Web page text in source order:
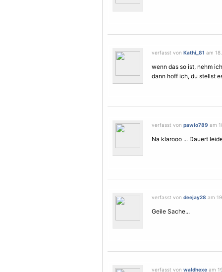
verfasst von Kathi_81 am
wenn das so ist, nehm
dann hoff ich, du stellst
verfasst von pawlo789 am
Na klarooo ... Dauert
verfasst von deejay28 am
Geile Sache...
verfasst von waldhexe am